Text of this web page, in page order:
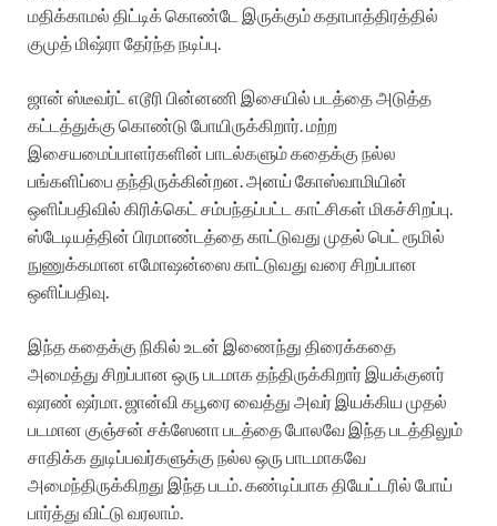
மதிக்காமல் திட்டிக் கொண்டே இருக்கும் கதாபாத்திரத்தில்
குமுத் மிஷ்ரா தேர்ந்த நடிப்பு.
ஜான் ஸ்டீவர்ட் எடூரி பின்னணி இசையில் படத்தை அடுத்த
கட்டத்துக்கு கொண்டு போயிருக்கிறார். மற்ற
இசையமைப்பாளர்களின் பாடல்களும் கதைக்கு நல்ல
பங்களிப்பை தந்திருக்கின்றன. அனய் கோஸ்வாமியின்
ஒளிப்பதிவில் கிரிக்கெட் சம்பந்தப்பட்ட காட்சிகள் மிகச்சிறப்பு.
ஸ்டேடியத்தின் பிரமாண்டத்தை காட்டுவது முதல் பெட் ரூமில்
நுணுக்கமான எமோஷன்ஸை காட்டுவது வரை சிறப்பான
ஒளிப்பதிவு.
இந்த கதைக்கு நிகில் உடன் இணைந்து திரைக்கதை
அமைத்து சிறப்பான ஒரு படமாக தந்திருக்கிறார் இயக்குனர்
ஷரண் ஷர்மா. ஜான்வி கபூரை வைத்து அவர் இயக்கிய முதல்
படமான குஞ்சன் சக்ஸேனா படத்தை போலவே இந்த படத்திலும்
சாதிக்க துடிப்பவர்களுக்கு நல்ல ஒரு பாடமாகவே
அமைந்திருக்கிறது இந்த படம். கண்டிப்பாக தியேட்டரில் போய்
பார்த்து விட்டு வரலாம்.